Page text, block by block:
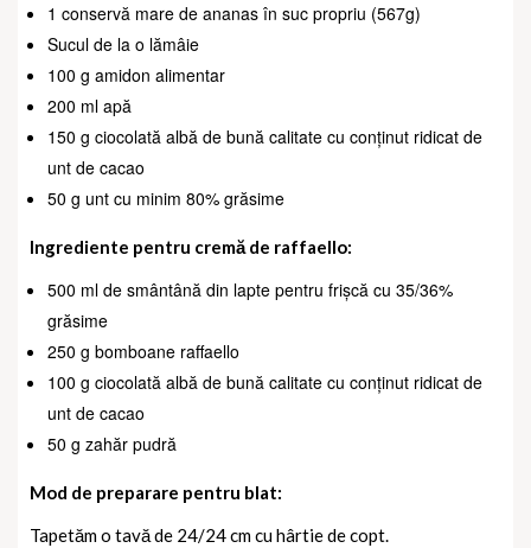
1 conservă mare de ananas în suc propriu (567g)
Sucul de la o lămâie
100 g amidon alimentar
200 ml apă
150 g ciocolată albă de bună calitate cu conținut ridicat de
unt de cacao
50 g unt cu minim 80% grăsime
Ingrediente pentru cremă de raffaello:
500 ml de smântână din lapte pentru frișcă cu 35/36%
grăsime
250 g bomboane raffaello
100 g ciocolată albă de bună calitate cu conținut ridicat de
unt de cacao
50 g zahăr pudră
Mod de preparare pentru blat:
Tapetăm o tavă de 24/24 cm cu hârtie de copt.